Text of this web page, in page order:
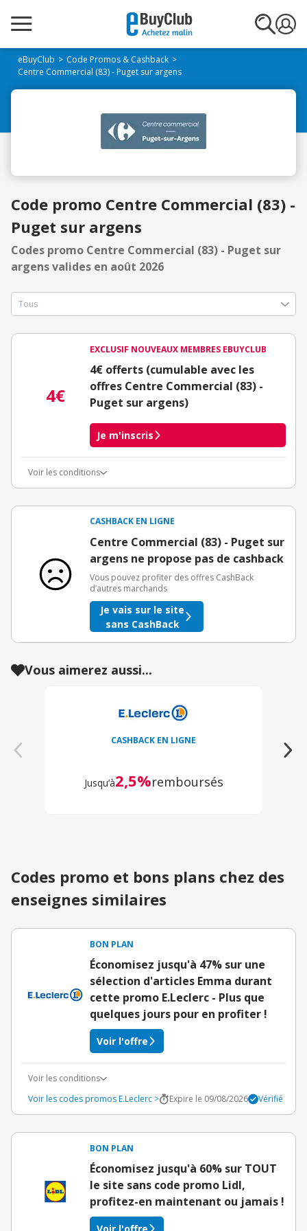
eBuyClub
Code Promos & Cashback
Centre Commercial (83) - Puget sur argens
Code promo Centre Commercial (83) -
Puget sur argens
Codes promo Centre Commercial (83) - Puget sur
argens valides en août 2026
4€
EXCLUSIF NOUVEAUX MEMBRES EBUYCLUB
4€ offerts (cumulable avec les
offres Centre Commercial (83) -
Puget sur argens)
Je m'inscris
Voir les conditions
3€ de bienvenue crédités immédiatement + 1€ supplémentaire
Offre réservée à une toute première inscription chez eBuyClub.
CASHBACK EN LIGNE
Centre Commercial (83) - Puget sur
argens ne propose pas de cashback
Vous pouvez profiter des offres CashBack
d’autres marchands
Je vais sur le site
sans CashBack
Vous aimerez aussi...
CASHBACK EN LIGNE
Jusqu’à2,5%remboursés
Codes promo et bons plans chez des
enseignes similaires
BON PLAN
Économisez jusqu'à 47% sur une
sélection d'articles Emma durant
cette promo E.Leclerc - Plus que
quelques jours pour en profiter !
Voir l'offre
Voir les conditions
Voir les codes promos E.Leclerc >
Expire le 09/08/2026 Vérifié
BON PLAN
Économisez jusqu'à 60% sur TOUT
le site sans code promo Lidl,
profitez-en maintenant ou jamais !